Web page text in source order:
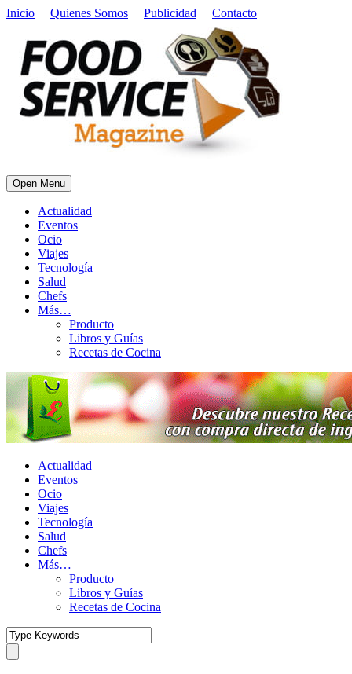
Inicio Quienes Somos Publicidad Contacto
Open Menu
Actualidad
Eventos
Ocio
Viajes
Tecnología
Salud
Chefs
Más…
Producto
Libros y Guías
Recetas de Cocina
Actualidad
Eventos
Ocio
Viajes
Tecnología
Salud
Chefs
Más…
Producto
Libros y Guías
Recetas de Cocina